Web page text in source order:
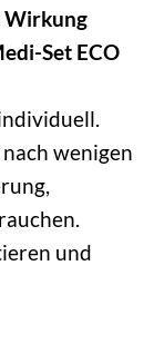
Wirkung
Set ECO
wenigen
und